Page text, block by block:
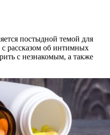
постыдной темой для
рассказом об интимных
с незнакомым, а также